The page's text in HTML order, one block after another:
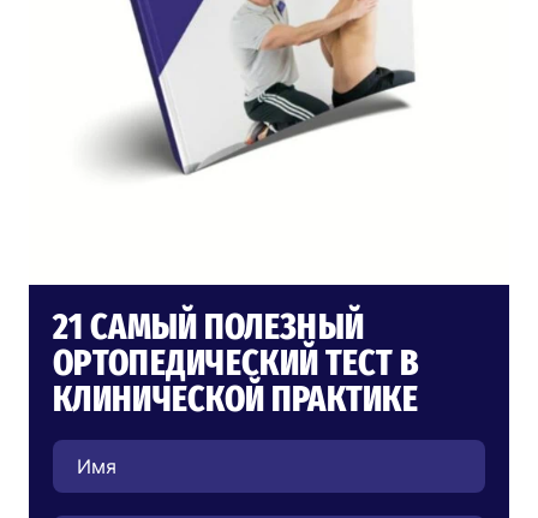
21 САМЫЙ ПОЛЕЗНЫЙ
ОРТОПЕДИЧЕСКИЙ ТЕСТ В
КЛИНИЧЕСКОЙ ПРАКТИКЕ